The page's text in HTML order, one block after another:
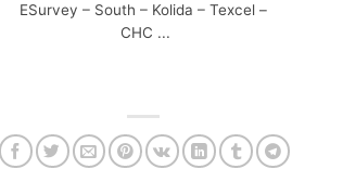
ESurvey – South – Kolida – Texcel –
CHC ...